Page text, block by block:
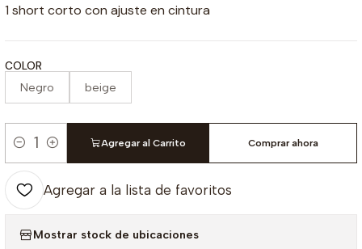
1 short corto con ajuste en cintura
COLOR
Negro beige
Cantidad
Agregar al Carrito Comprar ahora
Agregar a la lista de favoritos
Mostrar stock de ubicaciones